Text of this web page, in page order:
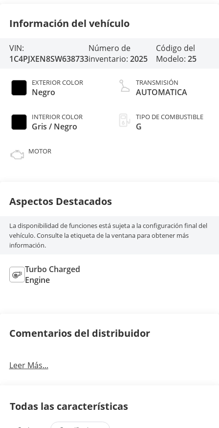
Información del vehículo
VIN:
1C4PJXEN8SW638733
Número de
inventario: 2025
Código del
Modelo:25
EXTERIOR COLOR
Negro
INTERIOR COLOR
Gris / Negro
MOTOR
TRANSMISIÓN
AUTOMATICA
TIPO DE COMBUSTIBLE
G
Aspectos Destacados
La disponibilidad de funciones está sujeta a la configuración final del
vehículo. Consulte la etiqueta de la ventana para obtener más
información.
Turbo Charged
Engine
Comentarios del distribuidor
Leer Más...
Todas las características